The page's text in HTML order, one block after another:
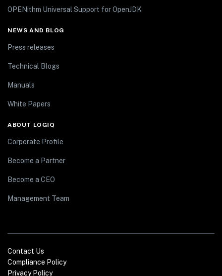
OPENithm Universal Support for OpenJDK
NEWS AND BLOG
Press releases
Technical Blogs
Manuals
White Papers
ABOUT LOGIQ
Corporate Profile
Become a Partner
Become a CEO
Management Team
Contact Us
Compliance Policy
Privacy Policy